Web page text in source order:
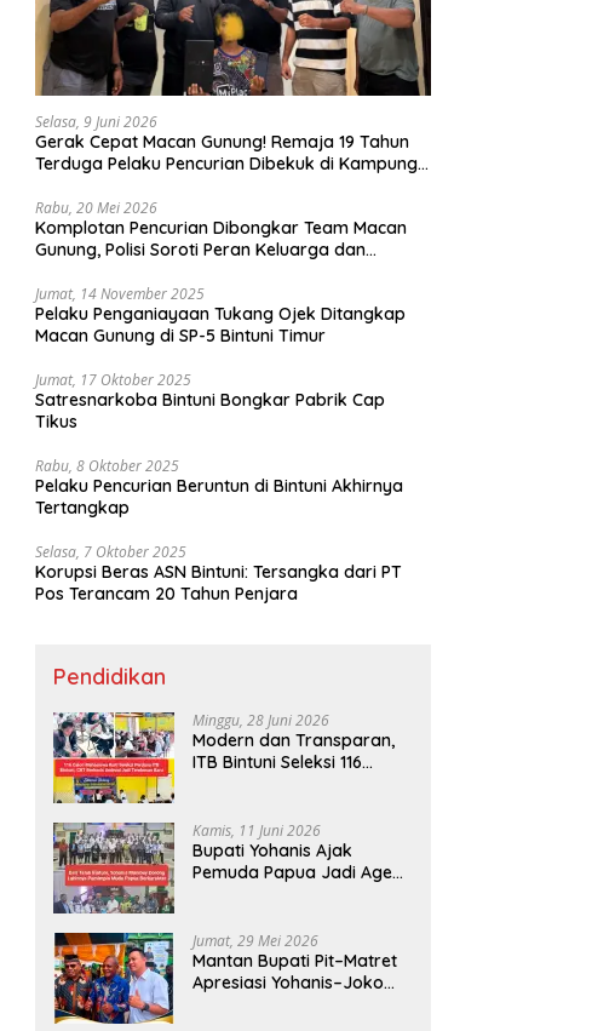
Selasa, 9 Juni 2026
Gerak Cepat Macan Gunung! Remaja 19 Tahun
Terduga Pelaku Pencurian Dibekuk di Kampung
Rabu, 20 Mei 2026
Komplotan Pencurian Dibongkar Team Macan
Gunung, Polisi Soroti Peran Keluarga dan
Jumat, 14 November 2025
Pelaku Penganiayaan Tukang Ojek Ditangkap
Macan Gunung di SP-5 Bintuni Timur
Jumat, 17 Oktober 2025
Satresnarkoba Bintuni Bongkar Pabrik Cap
Tikus
Rabu, 8 Oktober 2025
Pelaku Pencurian Beruntun di Bintuni Akhirnya
Tertangkap
Selasa, 7 Oktober 2025
Korupsi Beras ASN Bintuni: Tersangka dari PT
Pos Terancam 20 Tahun Penjara
Pendidikan
Minggu, 28 Juni 2026
Modern dan Transparan,
ITB Bintuni Seleksi 116
Kamis, 11 Juni 2026
Bupati Yohanis Ajak
Pemuda Papua Jadi Agen
Jumat, 29 Mei 2026
Mantan Bupati Pit–Matret
Apresiasi Yohanis–Joko